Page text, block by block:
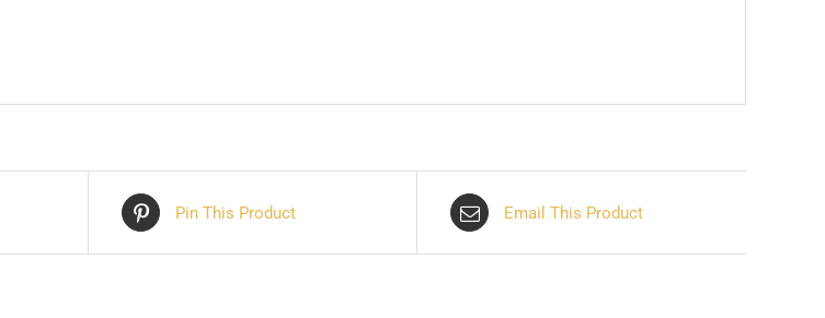
Pin This Product Email This Product